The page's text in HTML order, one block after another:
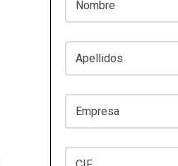
Apellidos
Empresa
CIF